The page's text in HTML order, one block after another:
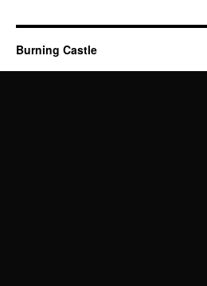
Burning Castle